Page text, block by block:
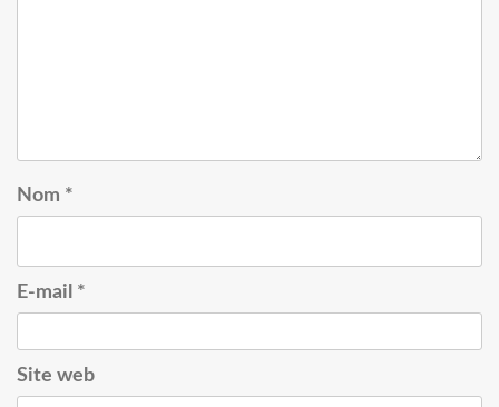
Nom *
E-mail *
Site web